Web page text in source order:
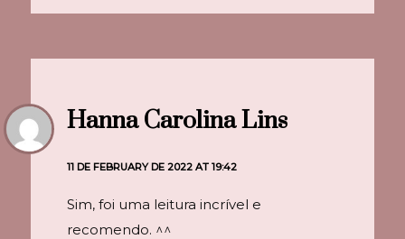
Hanna Carolina Lins
11 DE FEBRUARY DE 2022 AT 19:42
Sim, foi uma leitura incrível e
recomendo. ^^